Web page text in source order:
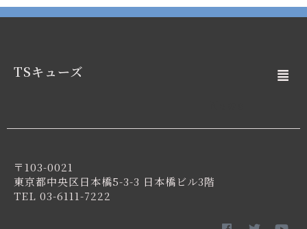
TSキューズ
〒103-0021
東京都中央区日本橋5-3-3 日本橋ビル3階
TEL 03-6111-7222